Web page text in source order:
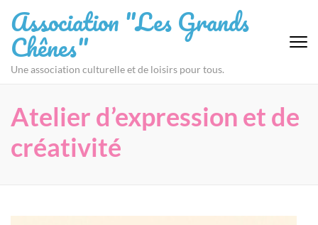
au
contenu
(Pressez
Entrée)
Association "Les Grands
Chênes"
Une association culturelle et de loisirs pour tous.
Atelier d’expression et de
créativité